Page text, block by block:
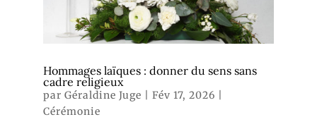
Hommages laïques : donner du sens sans
cadre religieux
par Géraldine Juge Fév 17, 2026
Cérémonie